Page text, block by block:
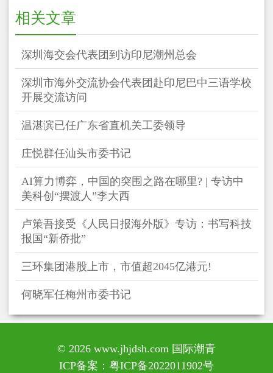
相关文章
深圳海交会代表团到访印尼潮州总会
深圳市海外交流协会代表团赴印尼巴中三语学校
开展交流访问
温湛滨已任广东省直机关工委领导
庄悦群任汕头市委书记
AI算力博弈，中国的突围之路在哪里? | 专访中
美科创“摆渡人”李大西
卢策吾接受《人民日报海外版》专访：书写科技
报国“新侨批”
三环集团港股上市，市值超2045亿港元!
何晓军任梅州市委书记
© 2026 www.jhjdsh.com 国际潮青
ICP备案： 粤ICP备2022011902号